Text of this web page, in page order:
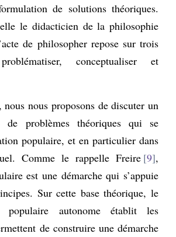
de solutions théoriques.
le didacticien de la philosophie
de philosopher repose sur trois
conceptualiser et
nous proposons de discuter un
de problèmes théoriques qui se
populaire, et en particulier dans
Comme le rappelle Freire 9 ,
est une démarche qui s’appuie
Sur cette base théorique, le
populaire autonome établit les
de construire une démarche